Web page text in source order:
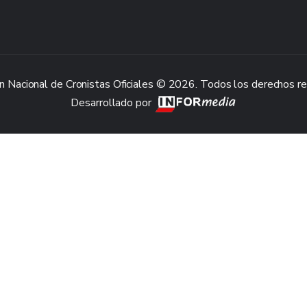
Nacional de Cronistas Oficiales © 2026. Todos los derechos
Desarrollado por